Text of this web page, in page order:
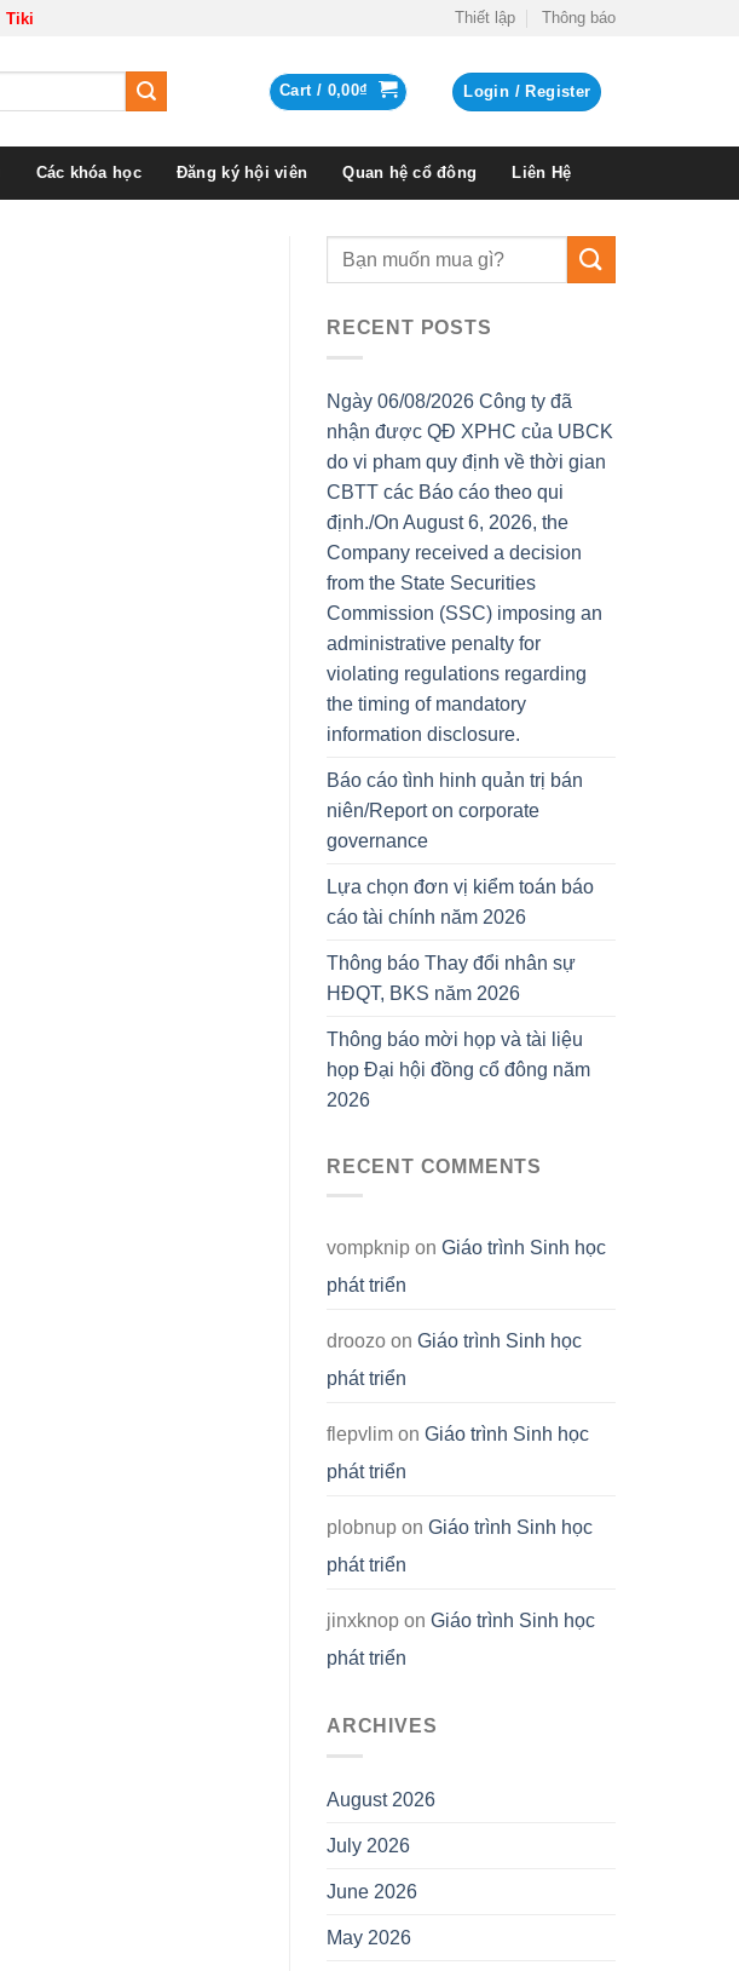
Tiki Thiết lập Thông báo
Cart / 0,00₫ Login / Register
Các khóa học Đăng ký hội viên Quan hệ cổ đông Liên Hệ
RECENT POSTS
Ngày 06/08/2026 Công ty đã
nhận được QĐ XPHC của UBCK
do vi pham quy định về thời gian
CBTT các Báo cáo theo qui
định./On August 6, 2026, the
Company received a decision
from the State Securities
Commission (SSC) imposing an
administrative penalty for
violating regulations regarding
the timing of mandatory
information disclosure.
Báo cáo tình hinh quản trị bán
niên/Report on corporate
governance
Lựa chọn đơn vị kiểm toán báo
cáo tài chính năm 2026
Thông báo Thay đổi nhân sự
HĐQT, BKS năm 2026
Thông báo mời họp và tài liệu
họp Đại hội đồng cổ đông năm
2026
RECENT COMMENTS
vompknip on Giáo trình Sinh học
phát triển
droozo on Giáo trình Sinh học
phát triển
flepvlim on Giáo trình Sinh học
phát triển
plobnup on Giáo trình Sinh học
phát triển
jinxknop on Giáo trình Sinh học
phát triển
ARCHIVES
August 2026
July 2026
June 2026
May 2026